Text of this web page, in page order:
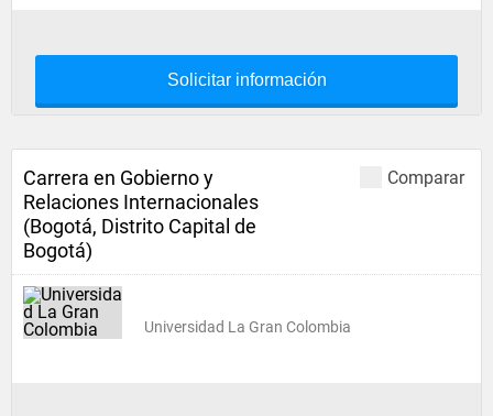
Solicitar información
Comparar
Carrera en Gobierno y
Relaciones Internacionales
(Bogotá, Distrito Capital de
Bogotá)
Universidad La Gran Colombia